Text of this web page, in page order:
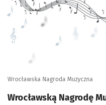
Wrocławska Nagroda Muzyczna
Wrocławską Nagrodę